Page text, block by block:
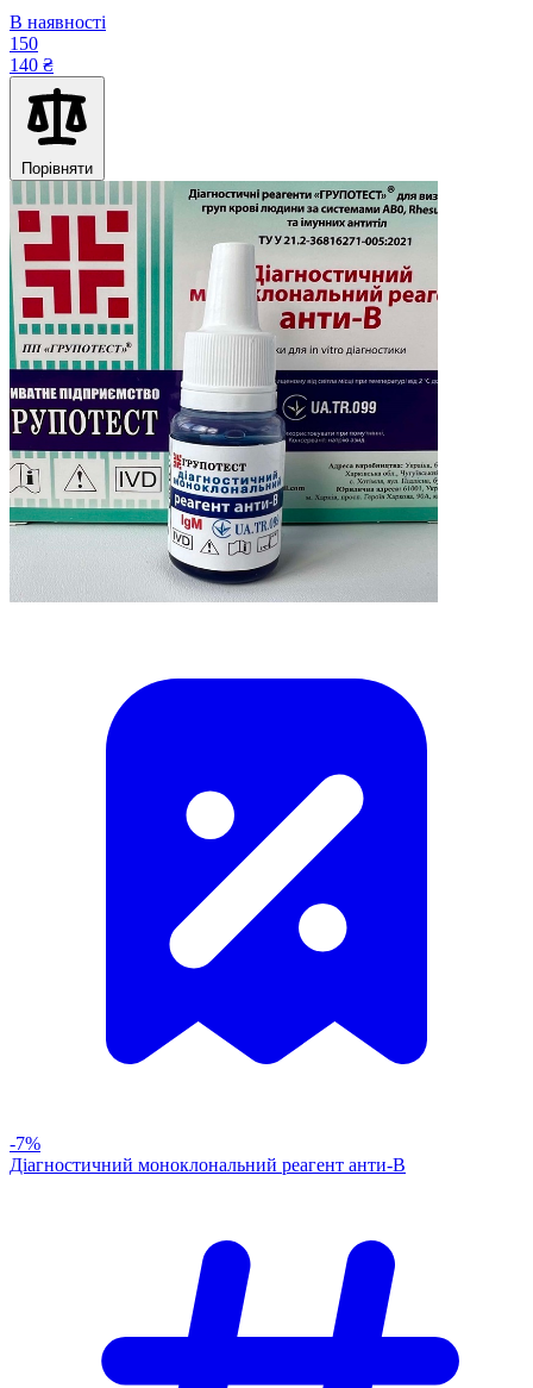
В наявності
150
140 ₴
Порівняти
-7%
Діагностичний моноклональний реагент анти-В